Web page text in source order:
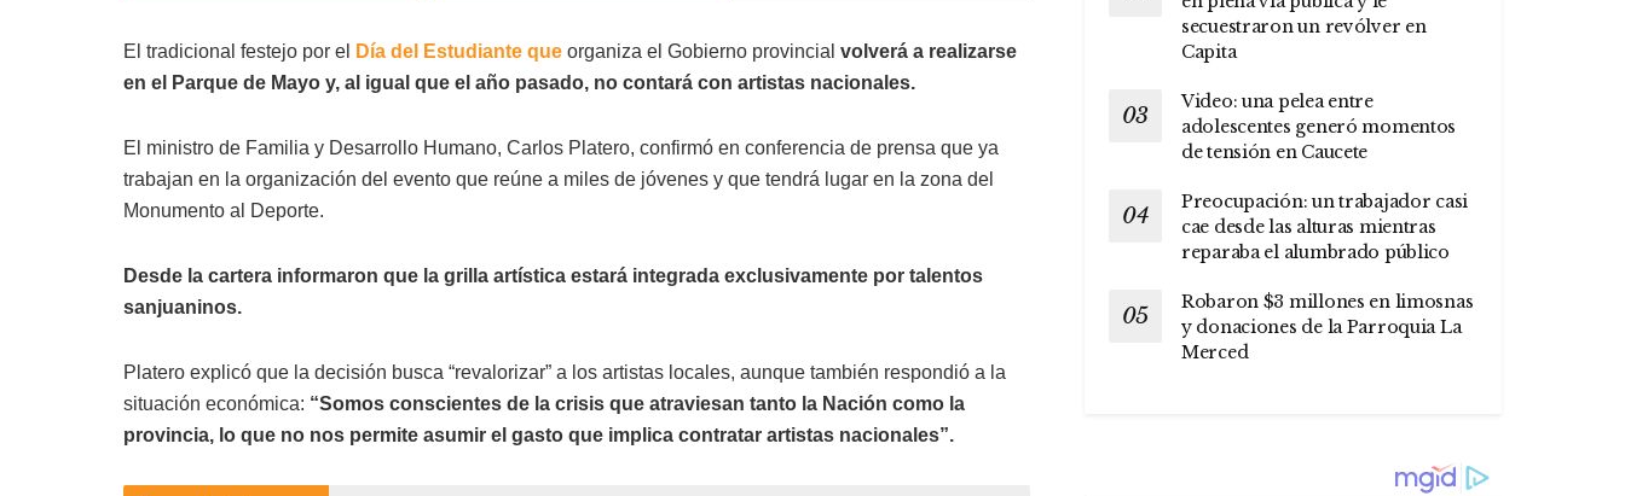
El tradicional festejo por el Día del Estudiante que organiza el Gobierno provincial volverá a realizarse
en el Parque de Mayo y, al igual que el año pasado, no contará con artistas nacionales.
El ministro de Familia y Desarrollo Humano, Carlos Platero, confirmó en conferencia de prensa que ya
trabajan en la organización del evento que reúne a miles de jóvenes y que tendrá lugar en la zona del
Monumento al Deporte.
Desde la cartera informaron que la grilla artística estará integrada exclusivamente por talentos
sanjuaninos.
Platero explicó que la decisión busca “revalorizar” a los artistas locales, aunque también respondió a la
situación económica: “Somos conscientes de la crisis que atraviesan tanto la Nación como la
provincia, lo que no nos permite asumir el gasto que implica contratar artistas nacionales”.
secuestraron un revólver en
Capita
Video: una pelea entre
adolescentes generó momentos
de tensión en Caucete
Preocupación: un trabajador casi
cae desde las alturas mientras
reparaba el alumbrado público
Robaron $3 millones en limosnas
y donaciones de la Parroquia La
Merced